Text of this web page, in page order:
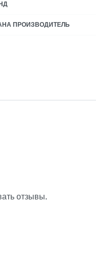
ПРОИЗВОДИТЕЛЬ
отзывы.